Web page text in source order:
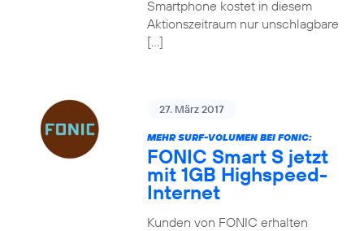
Smartphone kostet in diesem
Aktionszeitraum nur unschlagbare
[…]
27. März 2017
MEHR SURF-VOLUMEN BEI FONIC:
FONIC Smart S jetzt
mit 1GB Highspeed-
Internet
Kunden von FONIC erhalten